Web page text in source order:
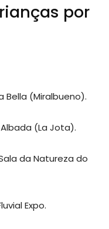
por
Bella (Miralbueno).
(La Jota).
da Natureza do
Expo.